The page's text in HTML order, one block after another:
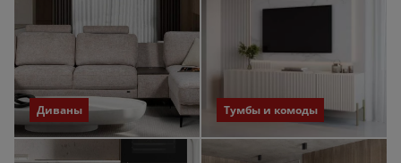
Диваны Тумбы и комоды